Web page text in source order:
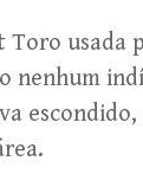
Toro usada
nenhum
escondido,